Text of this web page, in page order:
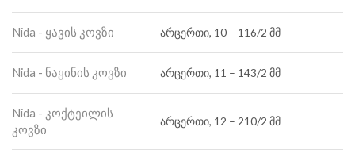
Nida - ყავის კოვზი არცერთი, 10 – 116/2 მმ
Nida - ნაყინის კოვზი არცერთი, 11 – 143/2 მმ
Nida - კოქტეილის
კოვზი
არცერთი, 12 – 210/2 მმ